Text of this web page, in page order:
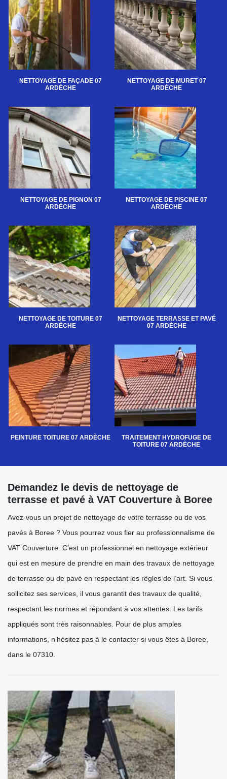
NETTOYAGE DE FAÇADE 07
ARDÈCHE
NETTOYAGE DE MURET 07
ARDÈCHE
NETTOYAGE DE PIGNON 07
ARDÈCHE
NETTOYAGE DE PISCINE 07
ARDÈCHE
NETTOYAGE DE TOITURE 07
ARDÈCHE
NETTOYAGE TERRASSE ET PAVÉ
07 ARDÈCHE
PEINTURE TOITURE 07 ARDÈCHE
TRAITEMENT HYDROFUGE DE
TOITURE 07 ARDÈCHE
Demandez le devis de nettoyage de
terrasse et pavé à VAT Couverture à Boree
Avez-vous un projet de nettoyage de votre terrasse ou de vos
pavés à Boree ? Vous pourrez vous fier au professionnalisme de
VAT Couverture. C’est un professionnel en nettoyage extérieur
qui est en mesure de prendre en main des travaux de nettoyage
de terrasse ou de pavé en respectant les règles de l’art. Si vous
sollicitez ses services, il vous garantit des travaux de qualité,
respectant les normes et répondant à vos attentes. Les tarifs
appliqués sont très raisonnables. Pour de plus amples
informations, n’hésitez pas à le contacter si vous êtes à Boree,
dans le 07310.